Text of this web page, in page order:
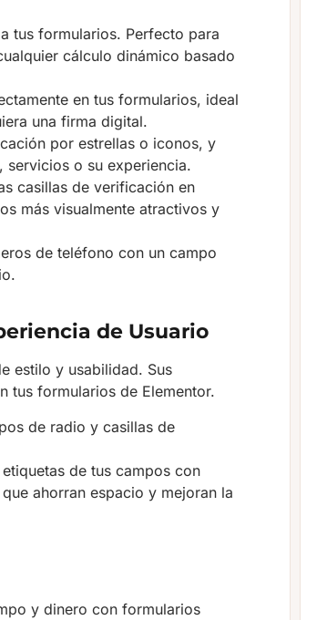
tus formularios. Perfecto para
cálculo dinámico basado
en tus formularios, ideal
una firma digital.
por estrellas o iconos, y
servicios o su experiencia.
casillas de verificación en
más visualmente atractivos y
de teléfono con un campo
de Usuario
estilo y usabilidad. Sus
tus formularios de Elementor.
de radio y casillas de
de tus campos con
ahorran espacio y mejoran la
y dinero con formularios